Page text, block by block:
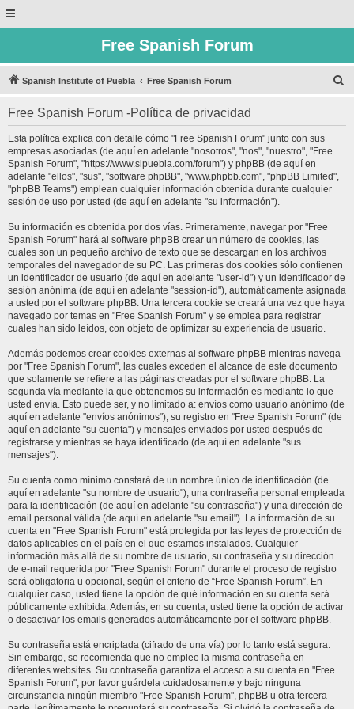
Free Spanish Forum
Spanish Institute of Puebla Free Spanish Forum
Free Spanish Forum -Política de privacidad
Esta política explica con detalle cómo "Free Spanish Forum" junto con sus
empresas asociadas (de aquí en adelante "nosotros", "nos", "nuestro", "Free
Spanish Forum", "https://www.sipuebla.com/forum") y phpBB (de aquí en
adelante "ellos", "sus", "software phpBB", "www.phpbb.com", "phpBB Limited",
"phpBB Teams") emplean cualquier información obtenida durante cualquier
sesión de uso por usted (de aquí en adelante "su información").
Su información es obtenida por dos vías. Primeramente, navegar por "Free
Spanish Forum" hará al software phpBB crear un número de cookies, las
cuales son un pequeño archivo de texto que se descargan en los archivos
temporales del navegador de su PC. Las primeras dos cookies sólo contienen
un identificador de usuario (de aquí en adelante "user-id") y un identificador de
sesión anónima (de aquí en adelante "session-id"), automáticamente asignada
a usted por el software phpBB. Una tercera cookie se creará una vez que haya
navegado por temas en "Free Spanish Forum" y se emplea para registrar
cuales han sido leídos, con objeto de optimizar su experiencia de usuario.
Además podemos crear cookies externas al software phpBB mientras navega
por "Free Spanish Forum", las cuales exceden el alcance de este documento
que solamente se refiere a las páginas creadas por el software phpBB. La
segunda vía mediante la que obtenemos su información es mediante lo que
usted envía. Esto puede ser, y no limitado a: envíos como usuario anónimo (de
aquí en adelante "envíos anónimos"), su registro en "Free Spanish Forum" (de
aquí en adelante "su cuenta") y mensajes enviados por usted después de
registrarse y mientras se haya identificado (de aquí en adelante "sus
mensajes").
Su cuenta como mínimo constará de un nombre único de identificación (de
aquí en adelante "su nombre de usuario"), una contraseña personal empleada
para la identificación (de aquí en adelante "su contraseña") y una dirección de
email personal válida (de aquí en adelante "su email"). La información de su
cuenta en "Free Spanish Forum" está protegida por las leyes de protección de
datos aplicables en el país en el que estamos instalados. Cualquier
información más allá de su nombre de usuario, su contraseña y su dirección
de e-mail requerida por "Free Spanish Forum" durante el proceso de registro
será obligatoria u opcional, según el criterio de “Free Spanish Forum”. En
cualquier caso, usted tiene la opción de qué información en su cuenta será
públicamente exhibida. Además, en su cuenta, usted tiene la opción de activar
o desactivar los emails generados automáticamente por el software phpBB.
Su contraseña está encriptada (cifrado de una vía) por lo tanto está segura.
Sin embargo, se recomienda que no emplee la misma contraseña en
diferentes websites. Su contraseña garantiza el acceso a su cuenta en "Free
Spanish Forum", por favor guárdela cuidadosamente y bajo ninguna
circunstancia ningún miembro "Free Spanish Forum", phpBB u otra tercera